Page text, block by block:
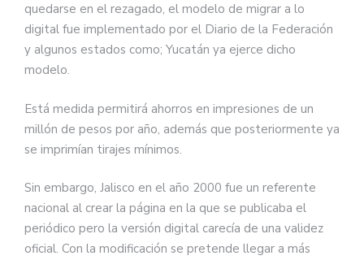
quedarse en el rezagado, el modelo de migrar a lo
digital fue implementado por el Diario de la Federación
y algunos estados como; Yucatán ya ejerce dicho
modelo.
Está medida permitirá ahorros en impresiones de un
millón de pesos por año, además que posteriormente ya
se imprimían tirajes mínimos.
Sin embargo, Jalisco en el año 2000 fue un referente
nacional al crear la página en la que se publicaba el
periódico pero la versión digital carecía de una validez
oficial. Con la modificación se pretende llegar a más